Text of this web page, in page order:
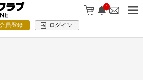
1
会員登録 ログイン
い。